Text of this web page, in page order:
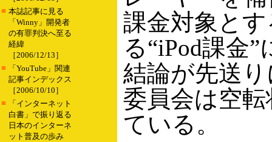
■ 本誌記事に見る
「Winny」開発者
の有罪判決へ至る
経緯
［2006/12/13］
■
「YouTube」関連
記事インデックス
［2006/10/10］
■
「インターネット
白書」で振り返る
日本のインターネ
ット普及の歩み
課金対象と
る“iPod課金
結論が先送
委員会は空
ている。